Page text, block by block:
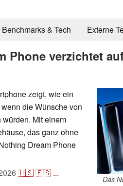
Benchmarks & Tech Externe
Phone verzichtet
Das
zeigt, wie ein
die Wünsche von
Mit einem
das ganz ohne
Dream Phone
🇺🇸🇪🇸 ...